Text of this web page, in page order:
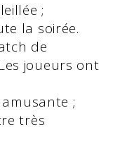
;
la soirée.
de
Les joueurs ont
;
très